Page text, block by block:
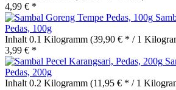
4,99 € *
Pedas, 100g
Inhalt 0.1 Kilogramm (39,90 € * / 1
3,99 € *
Pedas, 200g
Inhalt 0.2 Kilogramm (11,95 € * / 1